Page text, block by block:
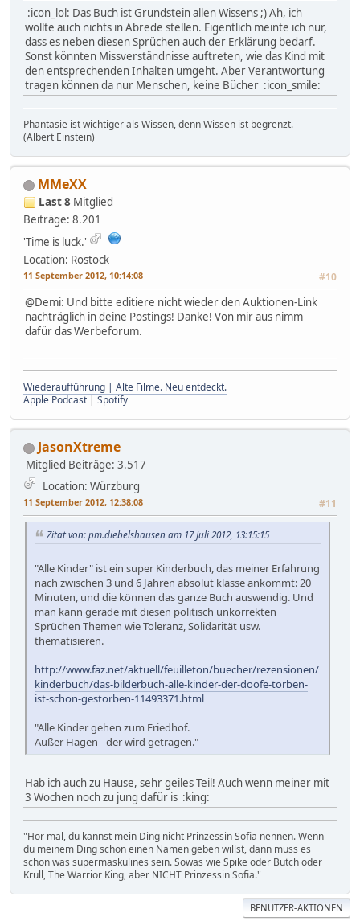
:icon_lol: Das Buch ist Grundstein allen Wissens ;) Ah, ich
wollte auch nichts in Abrede stellen. Eigentlich meinte ich nur,
dass es neben diesen Sprüchen auch der Erklärung bedarf.
Sonst könnten Missverständnisse auftreten, wie das Kind mit
den entsprechenden Inhalten umgeht. Aber Verantwortung
tragen können da nur Menschen, keine Bücher :icon_smile:
Phantasie ist wichtiger als Wissen, denn Wissen ist begrenzt.
(Albert Einstein)
MMeXX
Last 8 Mitglied
Beiträge: 8.201
'Time is luck.'
Location: Rostock
11 September 2012, 10:14:08 #10
@Demi: Und bitte editiere nicht wieder den Auktionen-Link
nachträglich in deine Postings! Danke! Von mir aus nimm
dafür das Werbeforum.
Wiederaufführung | Alte Filme. Neu entdeckt.
Apple Podcast | Spotify
JasonXtreme
Mitglied Beiträge: 3.517
Location: Würzburg
11 September 2012, 12:38:08 #11
Zitat von: pm.diebelshausen am 17 Juli 2012, 13:15:15
"Alle Kinder" ist ein super Kinderbuch, das meiner Erfahrung
nach zwischen 3 und 6 Jahren absolut klasse ankommt: 20
Minuten, und die können das ganze Buch auswendig. Und
man kann gerade mit diesen politisch unkorrekten
Sprüchen Themen wie Toleranz, Solidarität usw.
thematisieren.
http://www.faz.net/aktuell/feuilleton/buecher/rezensionen/
kinderbuch/das-bilderbuch-alle-kinder-der-doofe-torben-
ist-schon-gestorben-11493371.html
"Alle Kinder gehen zum Friedhof.
Außer Hagen - der wird getragen."
Hab ich auch zu Hause, sehr geiles Teil! Auch wenn meiner mit
3 Wochen noch zu jung dafür is :king:
"Hör mal, du kannst mein Ding nicht Prinzessin Sofia nennen. Wenn
du meinem Ding schon einen Namen geben willst, dann muss es
schon was supermaskulines sein. Sowas wie Spike oder Butch oder
Krull, The Warrior King, aber NICHT Prinzessin Sofia."
BENUTZER-AKTIONEN